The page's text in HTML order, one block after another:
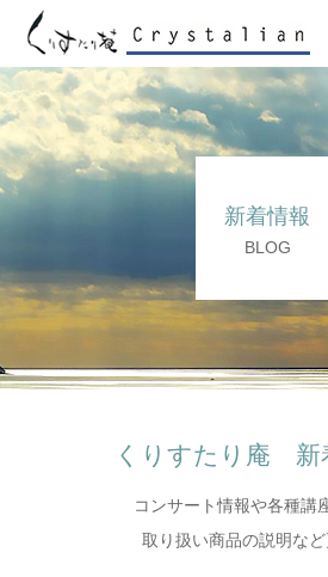
新着情報
BLOG
くりすたり庵 新
コンサート情報や各種講
取り扱い商品の説明など
ヒーリング
ワークショップ
プロフィール
コンサート
販売サイト